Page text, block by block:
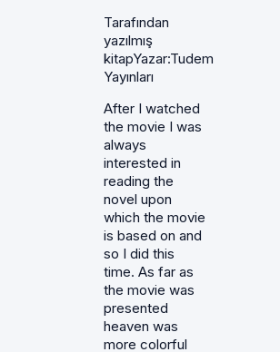
Tarafından
yazılmış
kitapYazar:Tudem
Yayınları
After I watched
the movie I was
always
interested in
reading the
novel upon
which the movie
is based on and
so I did this
time. As far as
the movie was
presented
heaven was
more colorful